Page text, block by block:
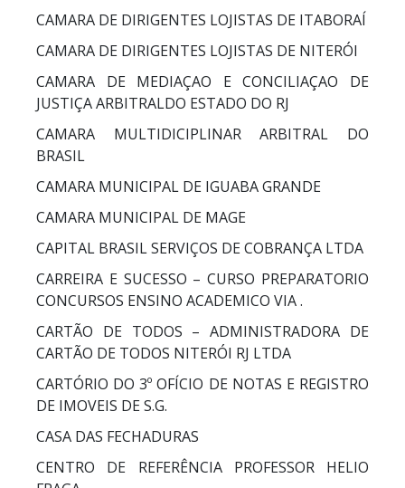
CAMARA DE DIRIGENTES LOJISTAS DE ITABORAÍ
CAMARA DE DIRIGENTES LOJISTAS DE NITERÓI
CAMARA DE MEDIAÇAO E CONCILIAÇAO DE
JUSTIÇA ARBITRALDO ESTADO DO RJ
CAMARA MULTIDICIPLINAR ARBITRAL DO
BRASIL
CAMARA MUNICIPAL DE IGUABA GRANDE
CAMARA MUNICIPAL DE MAGE
CAPITAL BRASIL SERVIÇOS DE COBRANÇA LTDA
CARREIRA E SUCESSO – CURSO PREPARATORIO
CONCURSOS ENSINO ACADEMICO VIA .
CARTÃO DE TODOS – ADMINISTRADORA DE
CARTÃO DE TODOS NITERÓI RJ LTDA
CARTÓRIO DO 3º OFÍCIO DE NOTAS E REGISTRO
DE IMOVEIS DE S.G.
CASA DAS FECHADURAS
CENTRO DE REFERÊNCIA PROFESSOR HELIO